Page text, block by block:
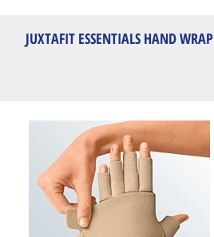
JUXTAFIT ESSENTIALS HAND WRAP